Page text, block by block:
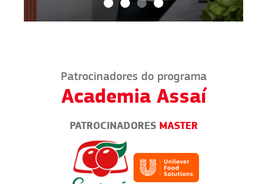
Patrocinadores do programa
Academia Assaí
PATROCINADORES MASTER